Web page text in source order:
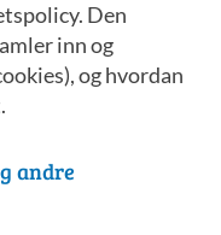
Den
inn og
og hvordan
andre